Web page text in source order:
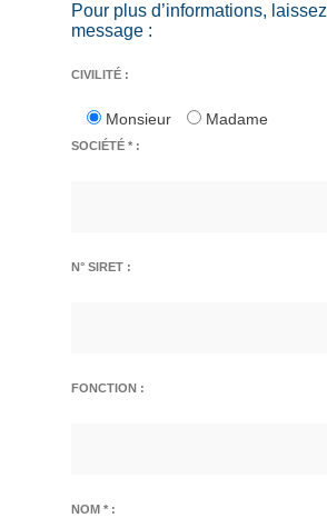
Pour plus d’informations,
message :
CIVILITÉ :
Monsieur Madame
SOCIÉTÉ * :
N° SIRET :
FONCTION :
NOM * :